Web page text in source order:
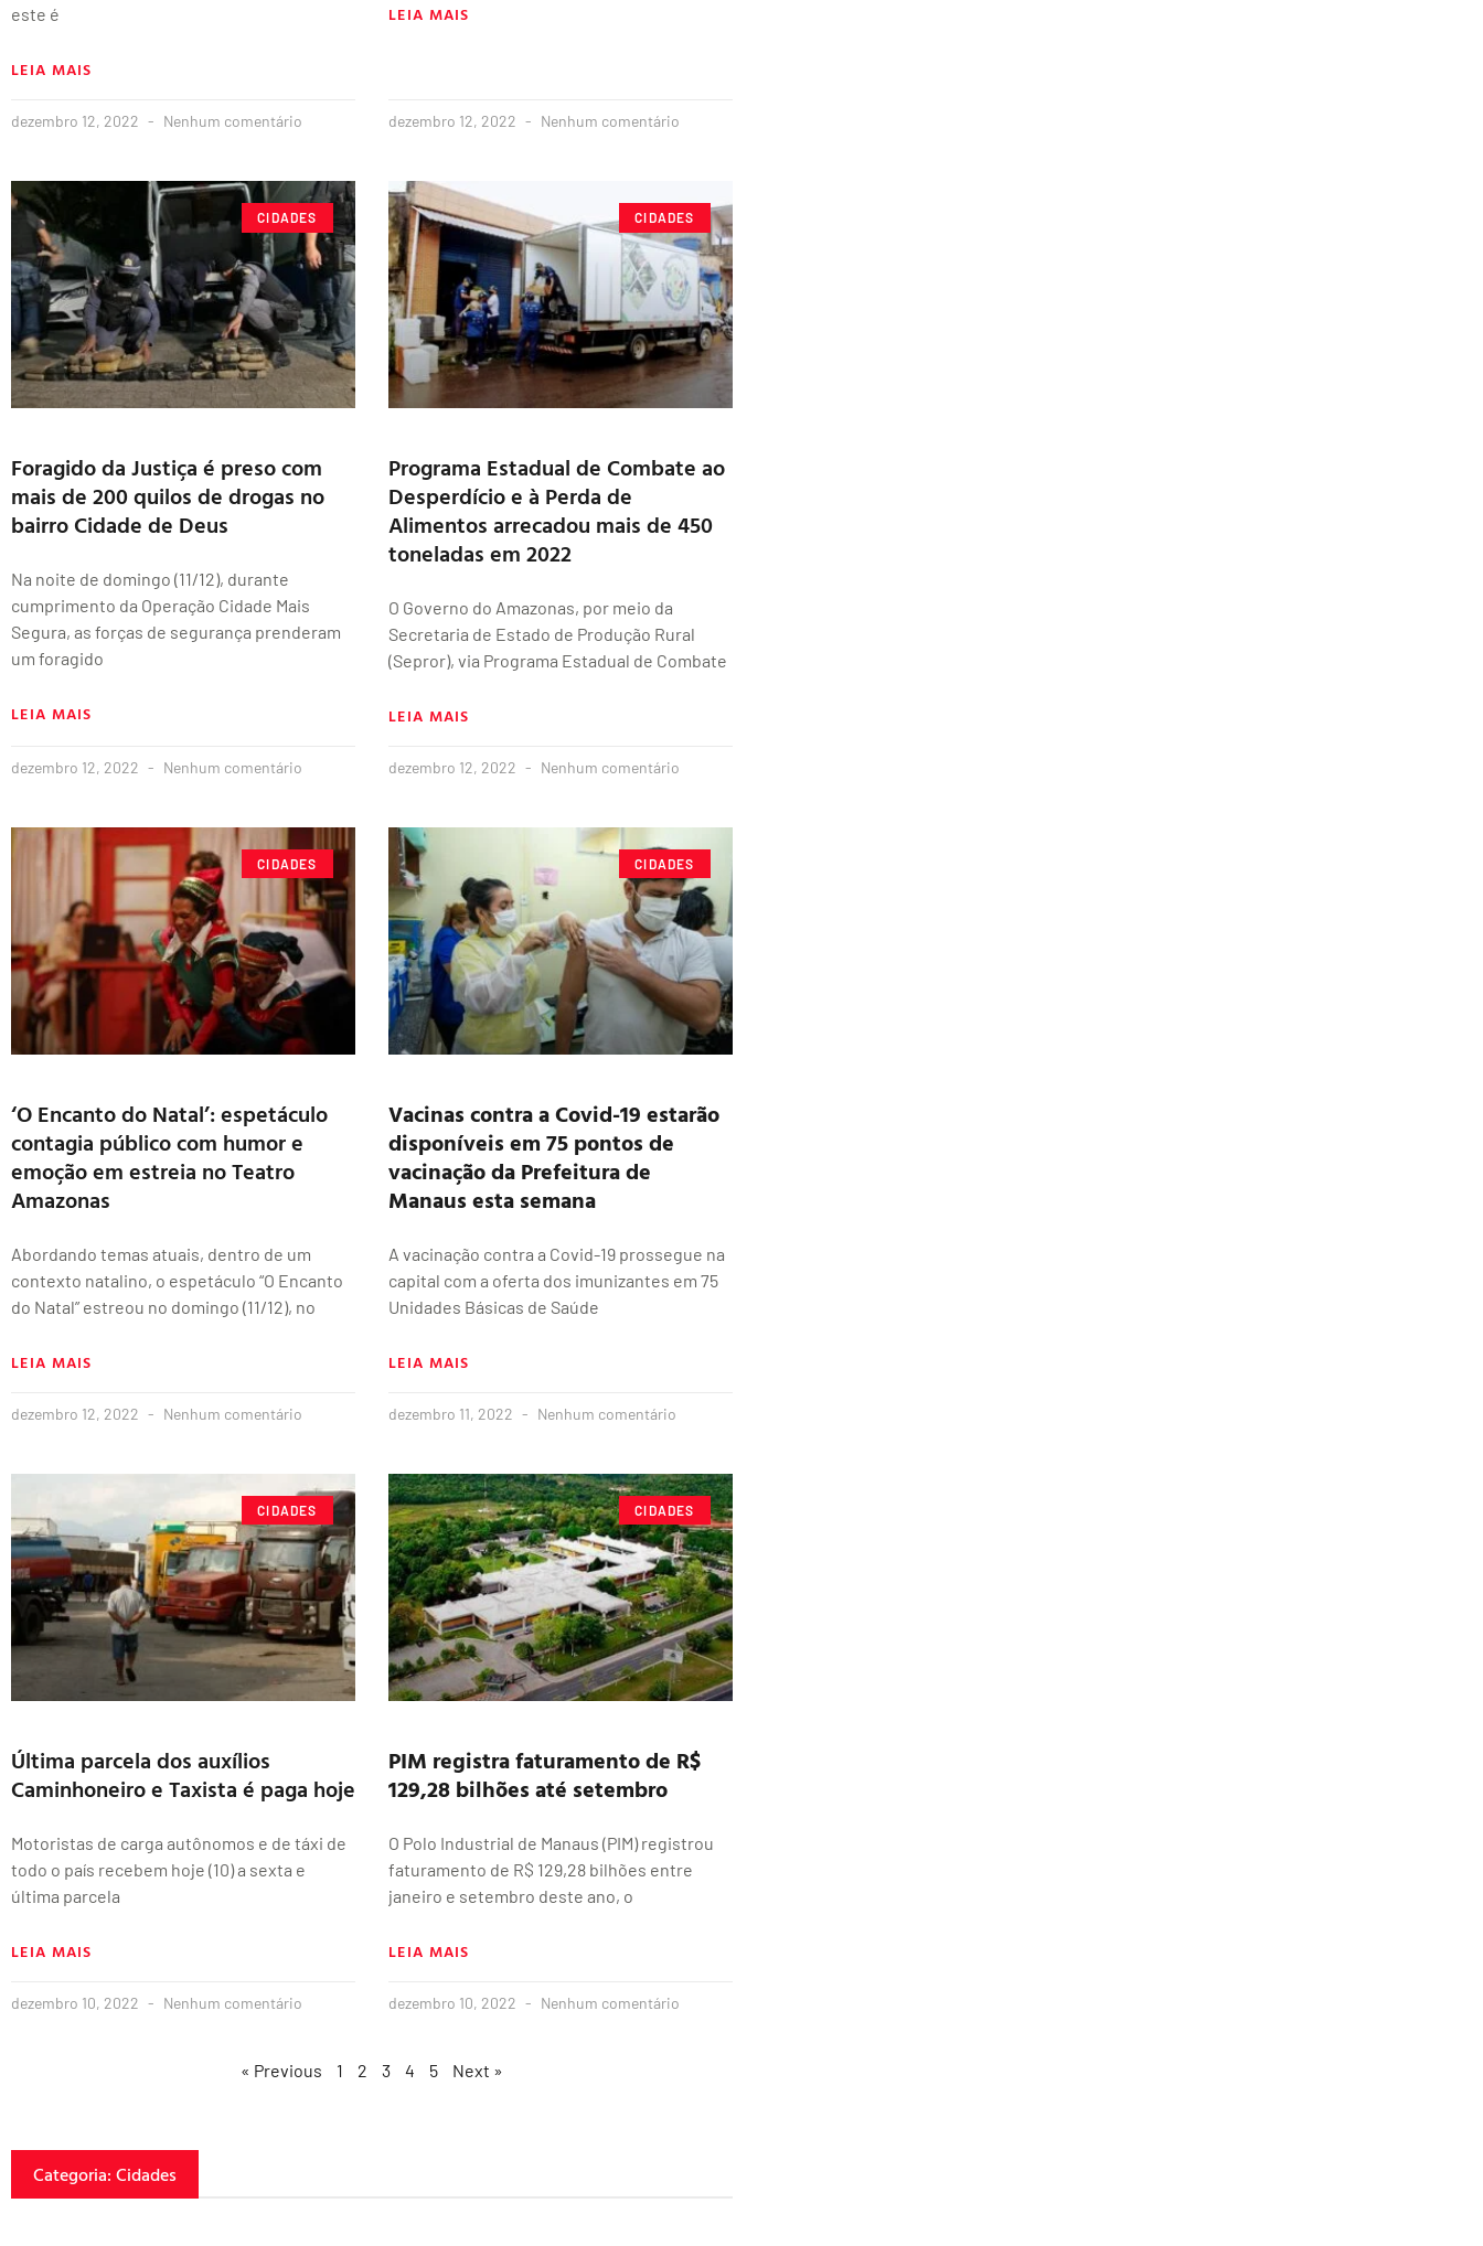
este é
LEIA MAIS
dezembro 12, 2022 Nenhum comentário
LEIA MAIS
dezembro 12, 2022 Nenhum comentário
CIDADES
Foragido da Justiça é preso com
mais de 200 quilos de drogas no
bairro Cidade de Deus
Na noite de domingo (11/12), durante
cumprimento da Operação Cidade Mais
Segura, as forças de segurança prenderam
um foragido
LEIA MAIS
dezembro 12, 2022 Nenhum comentário
CIDADES
Programa Estadual de Combate ao
Desperdício e à Perda de
Alimentos arrecadou mais de 450
toneladas em 2022
O Governo do Amazonas, por meio da
Secretaria de Estado de Produção Rural
(Sepror), via Programa Estadual de Combate
LEIA MAIS
dezembro 12, 2022 Nenhum comentário
CIDADES
‘O Encanto do Natal’: espetáculo
contagia público com humor e
emoção em estreia no Teatro
Amazonas
Abordando temas atuais, dentro de um
contexto natalino, o espetáculo “O Encanto
do Natal” estreou no domingo (11/12), no
LEIA MAIS
dezembro 12, 2022 Nenhum comentário
CIDADES
Vacinas contra a Covid-19 estarão
disponíveis em 75 pontos de
vacinação da Prefeitura de
Manaus esta semana
A vacinação contra a Covid-19 prossegue na
capital com a oferta dos imunizantes em 75
Unidades Básicas de Saúde
LEIA MAIS
dezembro 11, 2022 Nenhum comentário
CIDADES
Última parcela dos auxílios
Caminhoneiro e Taxista é paga hoje
Motoristas de carga autônomos e de táxi de
todo o país recebem hoje (10) a sexta e
última parcela
LEIA MAIS
dezembro 10, 2022 Nenhum comentário
CIDADES
PIM registra faturamento de R$
129,28 bilhões até setembro
O Polo Industrial de Manaus (PIM) registrou
faturamento de R$ 129,28 bilhões entre
janeiro e setembro deste ano, o
LEIA MAIS
dezembro 10, 2022 Nenhum comentário
« Previous 1 2 3 4 5 Next »
Categoria: Cidades